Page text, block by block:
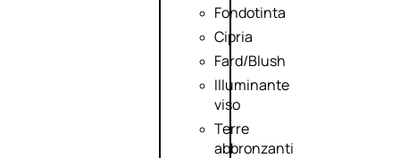
Fondotinta
Cipria
Fard/Blush
Illuminante
viso
Terre
abbronzanti